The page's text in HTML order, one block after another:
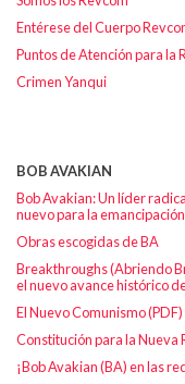
Entérese del Cuerpo
Puntos de Atención para la
Crimen Yanqui
BOB AVAKIAN
Bob Avakian: Un líder
nuevo para la
Obras escogidas de BA
Breakthroughs (Abriendo
el nuevo avance histórico
El Nuevo Comunismo (PDF)
Constitución para la Nueva
¡Bob Avakian (BA) en las